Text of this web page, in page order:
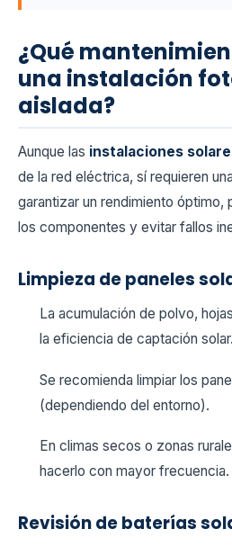
¿Qué
una instalación
aislada?
Aunque las instalaciones
de la red eléctrica, sí requieren
garantizar un rendimiento óptimo,
los componentes y evitar fallos
Limpieza de paneles
La acumulación de polvo,
la eficiencia de captación solar.
Se recomienda limpiar los
(dependiendo del entorno).
En climas secos o zonas
hacerlo con mayor frecuencia.
Revisión de baterías